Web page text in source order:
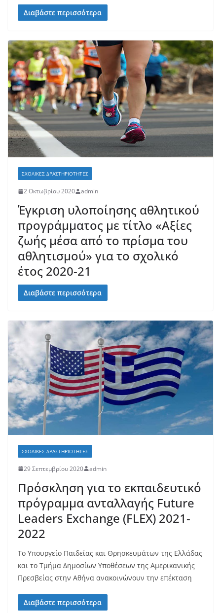
Διαβάστε περισσότερα
ΣΧΟΛΙΚΈΣ ΔΡΑΣΤΗΡΙΌΤΗΤΕΣ
2 Οκτωβρίου 2020 admin
Έγκριση υλοποίησης αθλητικού
προγράμματος με τίτλο «Αξίες
ζωής μέσα από το πρίσμα του
αθλητισμού» για το σχολικό
έτος 2020-21
Διαβάστε περισσότερα
ΣΧΟΛΙΚΈΣ ΔΡΑΣΤΗΡΙΌΤΗΤΕΣ
29 Σεπτεμβρίου 2020 admin
Πρόσκληση για το εκπαιδευτικό
πρόγραμμα ανταλλαγής Future
Leaders Exchange (FLEX) 2021-
2022
Tο Υπουργείο Παιδείας και Θρησκευμάτων της Ελλάδας
και το Τμήμα Δημοσίων Υποθέσεων της Αμερικανικής
Πρεσβείας στην Αθήνα ανακοινώνουν την επέκταση
Διαβάστε περισσότερα